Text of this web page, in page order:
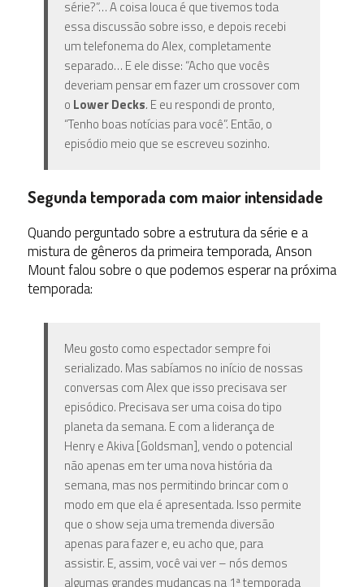
série?”… A coisa louca é que tivemos toda
essa discussão sobre isso, e depois recebi
um telefonema do Alex, completamente
separado… E ele disse: “Acho que vocês
deveriam pensar em fazer um crossover com
o Lower Decks. E eu respondi de pronto,
“Tenho boas notícias para você”. Então, o
episódio meio que se escreveu sozinho.
Segunda temporada com maior intensidade
Quando perguntado sobre a estrutura da série e a
mistura de gêneros da primeira temporada, Anson
Mount falou sobre o que podemos esperar na próxima
temporada:
Meu gosto como espectador sempre foi
serializado. Mas sabíamos no início de nossas
conversas com Alex que isso precisava ser
episódico. Precisava ser uma coisa do tipo
planeta da semana. E com a liderança de
Henry e Akiva [Goldsman], vendo o potencial
não apenas em ter uma nova história da
semana, mas nos permitindo brincar com o
modo em que ela é apresentada. Isso permite
que o show seja uma tremenda diversão
apenas para fazer e, eu acho que, para
assistir. E, assim, você vai ver – nós demos
algumas grandes mudanças na 1ª temporada